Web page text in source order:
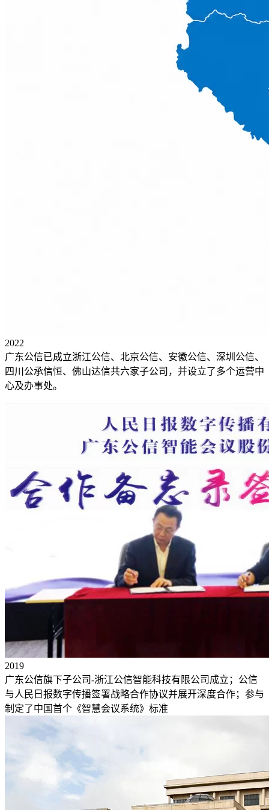
2022
广东公信已成立浙江公信、北京公信、安徽公信、深圳公信、
四川公承信恒、佛山达信共六家子公司，并设立了多个运营中
心及办事处。
2019
广东公信旗下子公司-浙江公信智能科技有限公司成立；公信
与人民日报数字传播签署战略合作协议并展开深度合作；参与
制定了中国首个《智慧会议系统》标准